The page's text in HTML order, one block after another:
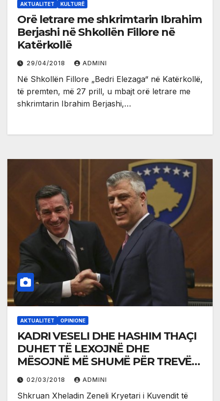
AKTUALITET KULTURË
Orë letrare me shkrimtarin Ibrahim
Berjashi në Shkollën Fillore në
Katërkollë
29/04/2018 ADMINI
Në Shkollën Fillore „Bedri Elezaga“ në Katërkollë,
të premten, më 27 prill, u mbajt orë letrare me
shkrimtarin Ibrahim Berjashi,…
AKTUALITET OPINIONE
KADRI VESELI DHE HASHIM THAÇI
DUHET TË LEXOJNË DHE
MËSOJNË MË SHUMË PËR TREVËN
SHQIPTARE QË ATA E QUAJNË
“VLADIMIR” !
02/03/2018 ADMINI
Shkruan Xheladin Zeneli Kryetari i Kuvendit të